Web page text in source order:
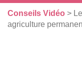
Conseils Vidéo >
agriculture